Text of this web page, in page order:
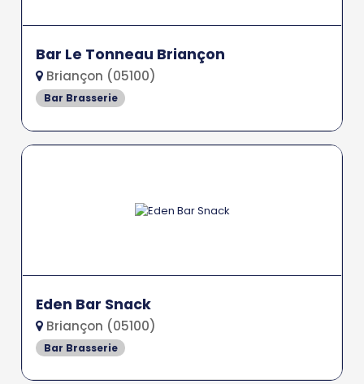
Bar Le Tonneau Briançon
Briançon (05100)
Bar Brasserie
Eden Bar Snack
Briançon (05100)
Bar Brasserie